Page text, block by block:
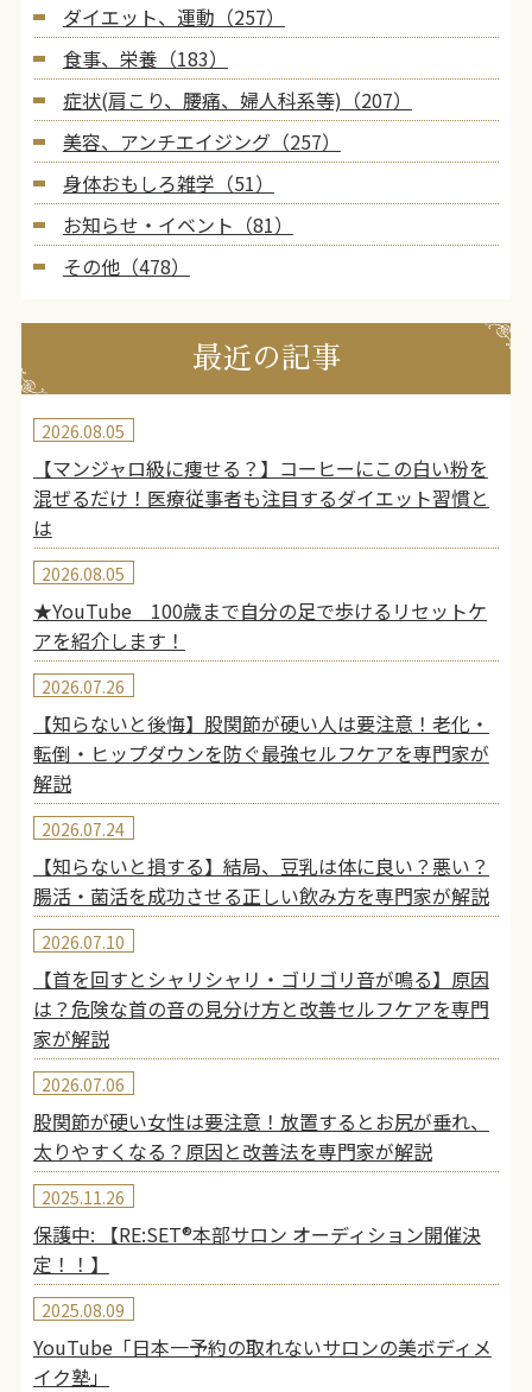
ダイエット、運動（257）
食事、栄養（183）
症状(肩こり、腰痛、婦人科系等)（207）
美容、アンチエイジング（257）
身体おもしろ雑学（51）
お知らせ・イベント（81）
その他（478）
最近の記事
【マンジャロ級に痩せる？】コーヒーにこの白い粉を
混ぜるだけ！医療従事者も注目するダイエット習慣と
は
2026.08.05
★YouTube 100歳まで自分の足で歩けるリセットケ
アを紹介します！
2026.08.05
【知らないと後悔】股関節が硬い人は要注意！老化・
転倒・ヒップダウンを防ぐ最強セルフケアを専門家が
解説
2026.07.26
【知らないと損する】結局、豆乳は体に良い？悪い？
腸活・菌活を成功させる正しい飲み方を専門家が解説
2026.07.24
【首を回すとシャリシャリ・ゴリゴリ音が鳴る】原因
は？危険な首の音の見分け方と改善セルフケアを専門
家が解説
2026.07.10
股関節が硬い女性は要注意！放置するとお尻が垂れ、
太りやすくなる？原因と改善法を専門家が解説
2026.07.06
保護中: 【RE:SET®︎本部サロン オーディション開催決
定！！】
2025.11.26
YouTube「日本一予約の取れないサロンの美ボディメ
イク塾」
2025.08.09